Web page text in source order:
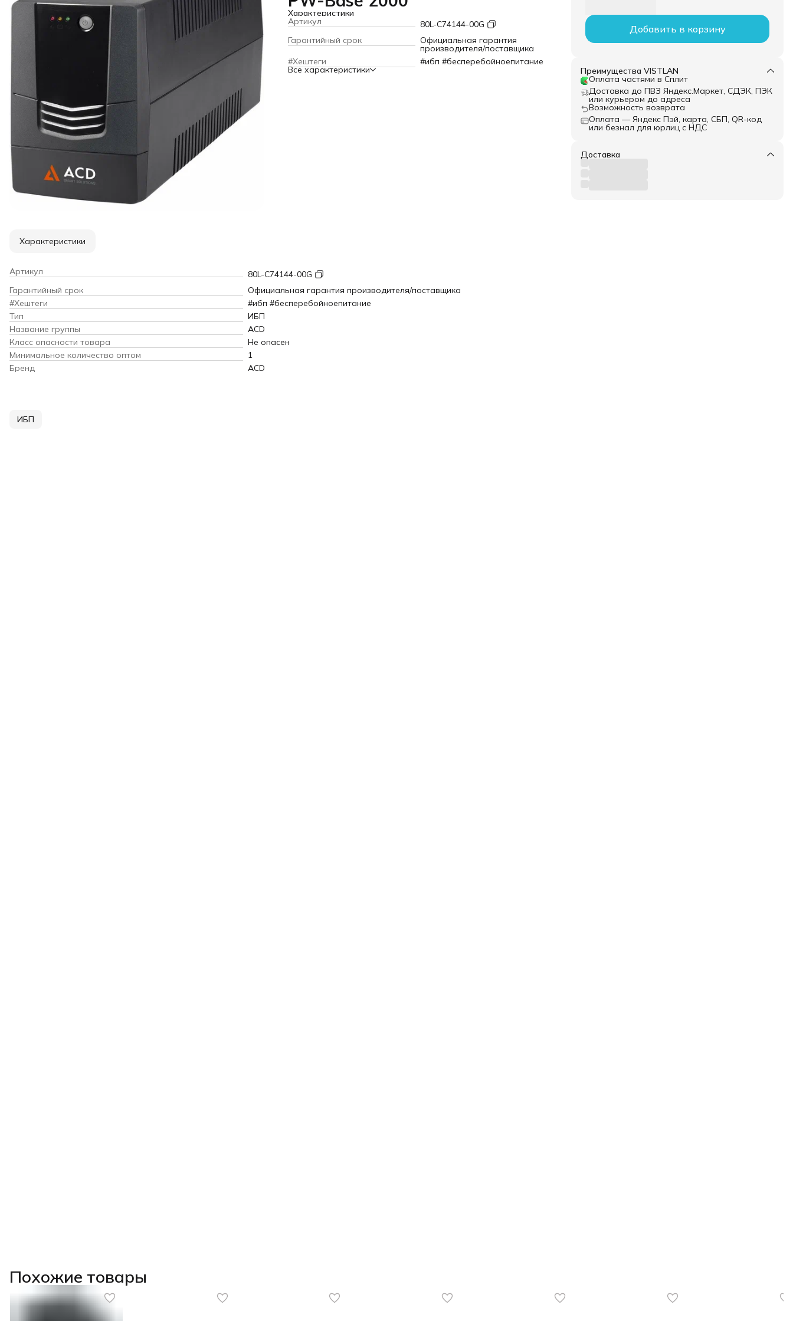
Характеристики
Артикул
80L-C74144-00G
Гарантийный срок
Официальная гарантия
производителя/поставщика
#Хештеги
#ибп #бесперебойноепитание
Все характеристики
Добавить в корзину
Преимущества VISTLAN
Оплата частями в Сплит
Доставка до ПВЗ Яндекс.Маркет, СДЭК, ПЭК
или курьером до адреса
Возможность возврата
Оплата — Яндекс Пэй, карта, СБП, QR-код
или безнал для юрлиц с НДС
Доставка
Характеристики
Артикул
80L-C74144-00G
Гарантийный срок
Официальная гарантия производителя/поставщика
#Хештеги
#ибп #бесперебойноепитание
Тип
ИБП
Название группы
ACD
Класс опасности товара
Не опасен
Минимальное количество оптом
1
Бренд
ACD
ИБП
Похожие товары